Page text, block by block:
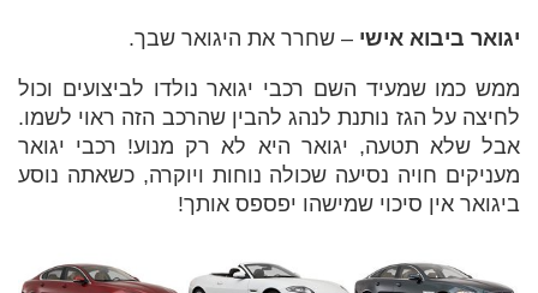
יגואר ביבוא אישי – שחרר את היגואר שבך.
ממש כמו שמעיד השם רכבי יגואר נולדו לביצועים וכול
לחיצה על הגז נותנת לנהג להבין שהרכב הזה ראוי לשמו.
אבל שלא תטעה, יגואר היא לא רק מנוע! רכבי יגואר
מעניקים חויה נסיעה שכולה נוחות ויוקרה, כשאתה נוסע
ביגואר אין סיכוי שמישהו יפספס אותך!